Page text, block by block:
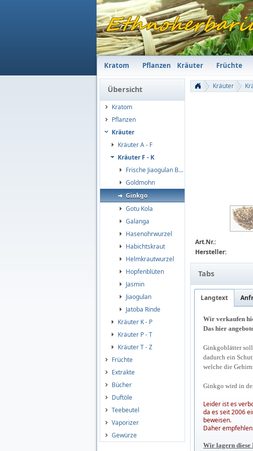
Kratom Pflanzen Kräuter Früchte
Übersicht
Kratom
Pflanzen
Kräuter
Kräuter A - F
Kräuter F - K
Frische Jiaogulan Blätter
Goldmohn
Ginkgo
Gotu Kola
Galanga
Hasenohrwurzel
Habichtskraut
Helmkrautwurzel
Hopfenblüten
Jasmin
Jiaogulan
Jatoba Rinde
Kräuter K - P
Kräuter P - T
Kräuter T - Z
Früchte
Extrakte
Bücher
Duftöle
Teebeutel
Vaporizer
Gewürze
Kräuter
Art.Nr.:
Hersteller:
Tabs
Langtext
Wir verkaufen
Das hier
Ginkgoblätter
dadurch ein
welche die
Ginkgo wird in
Leider ist es
da es seit 2006
beweisen.
Daher
Wir lagern diese